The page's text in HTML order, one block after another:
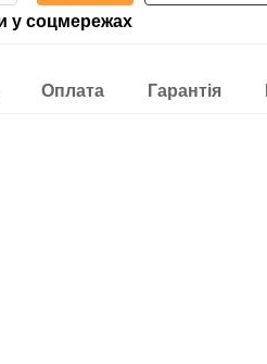
у соцмережах
Оплата Гарантія